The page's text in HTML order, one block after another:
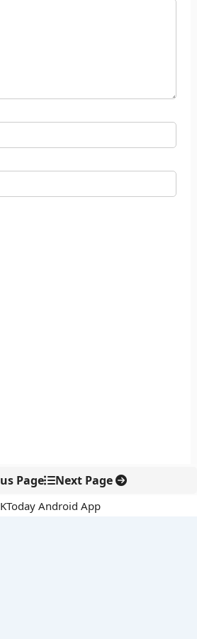
Page Next Page
Android App